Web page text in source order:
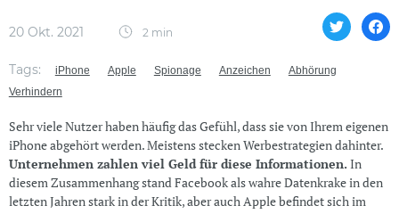
20 Okt. 2021 2 min
Tags: iPhone Apple Spionage Anzeichen
Abhörung
Verhindern
Sehr viele Nutzer haben häufig das Gefühl, dass sie von Ihrem eigenen
iPhone abgehört werden. Meistens stecken Werbestrategien dahinter.
Unternehmen zahlen viel Geld für diese Informationen. In
diesem Zusammenhang stand Facebook als wahre Datenkrake in den
letzten Jahren stark in der Kritik, aber auch Apple befindet sich im